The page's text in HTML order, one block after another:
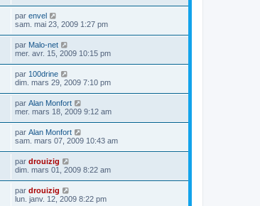
par envel
sam. mai 23, 2009 1:27 pm
par Malo-net
mer. avr. 15, 2009 10:15 pm
par 100drine
dim. mars 29, 2009 7:10 pm
par Alan Monfort
mer. mars 18, 2009 9:12 am
par Alan Monfort
sam. mars 07, 2009 10:43 am
par drouizig
dim. mars 01, 2009 8:22 am
par drouizig
lun. janv. 12, 2009 8:22 pm